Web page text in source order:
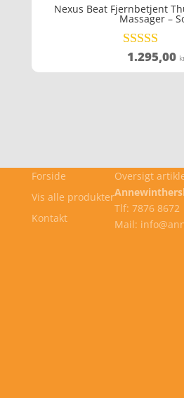
Nexus Beat Fjernbetjent
Massager –
Vurderet
4.3
1.295,00
Forside
Vis alle produkter
Kontakt
Oversigt
Tlf: 7876 8672
Mail: